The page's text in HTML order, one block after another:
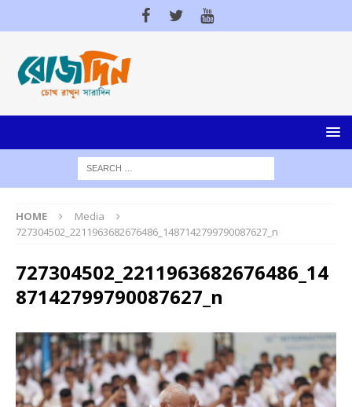
HOME
Media
727304502_2211963682676486_1487142799790087627_n
727304502_2211963682676486_14
87142799790087627_n